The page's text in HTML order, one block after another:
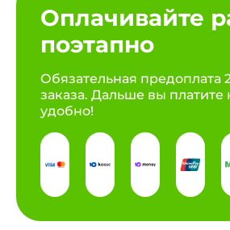
Оплачивайте
поэтапно
Обязательная предоплата
заказа. Дальше вы платите
удобно!